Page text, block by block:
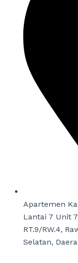
Apartemen
Lantai 7 Unit
RT.9/RW.4,
Selatan,